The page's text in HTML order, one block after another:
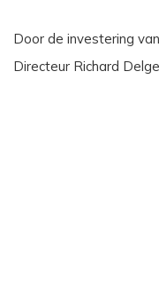
Door de investering
Directeur Richard